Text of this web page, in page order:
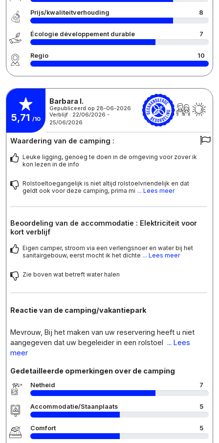
Prijs/kwaliteitverhouding 8
Écologie développement durable 7
Regio 10
5,71 /10
Barbara I.
Gepubliceerd op 28-06-2026
Verblijf : 22/06/2026 -
25/06/2026
Waardering van de camping :
Leuke ligging, genoeg te doen in de omgeving voor zover ik
kon lezen in de info
Rolstoeltoegangelijk is niet altijd rolstoelvriendelijk en dat
geldt ook voor deze camping, prima mi ... Lees meer
Beoordeling van de accommodatie : Elektriciteit voor
kort verblijf
Eigen camper, stroom via een verlengsnoer en water bij het
sanitairgebouw, eerst mocht ik het dichte ... Lees meer
Zie boven wat betreft water halen
Reactie van de camping/vakantiepark
Mevrouw, Bij het maken van uw reservering heeft u niet
aangegeven dat uw begeleider in een rolstoel ... Lees
meer
Gedetailleerde opmerkingen over de camping
Netheid 7
Accommodatie/Staanplaats 5
Comfort 5